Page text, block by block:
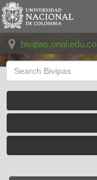
Skip
navigation
bivipas.unal.edu.co